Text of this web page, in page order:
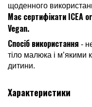
щоденного
Має сертифікати ICEA
Vegan.
Спосіб використання -
тіло малюка і м’якими
дитини.
Характеристики